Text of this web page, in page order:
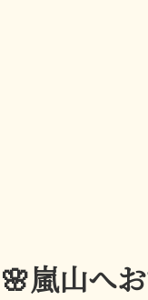
🌸嵐山へ